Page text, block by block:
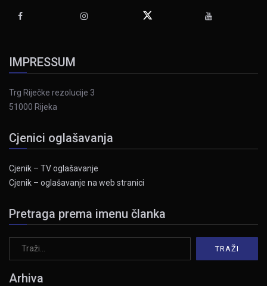
IMPRESSUM
Trg Riječke rezolucije 3
51000 Rijeka
Cjenici oglašavanja
Cjenik – TV oglašavanje
Cjenik – oglašavanje na web stranici
Pretraga prema imenu članka
Arhiva